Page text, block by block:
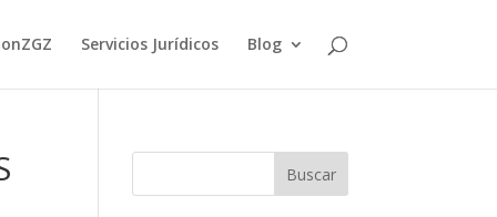
Servicios Jurídicos Blog
Buscar